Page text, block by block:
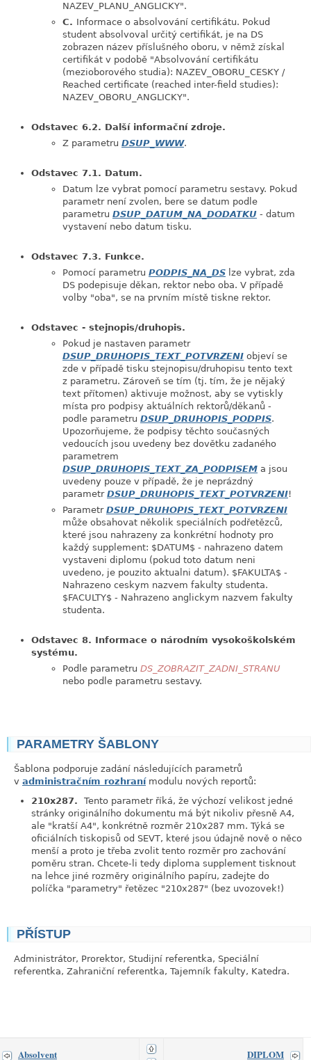
NAZEV_PLANU_ANGLICKY".
C. Informace o absolvování certifikátu. Pokud
student absolvoval určitý certifikát, je na DS
zobrazen název příslušného oboru, v němž získal
certifikát v podobě "Absolvování certifikátu
(mezioborového studia): NAZEV_OBORU_CESKY /
Reached certificate (reached inter-field studies):
NAZEV_OBORU_ANGLICKY".
Odstavec 6.2. Další informační zdroje.
Z parametru DSUP_WWW.
Odstavec 7.1. Datum.
Datum lze vybrat pomocí parametru sestavy. Pokud
parametr není zvolen, bere se datum podle
parametru DSUP_DATUM_NA_DODATKU - datum
vystavení nebo datum tisku.
Odstavec 7.3. Funkce.
Pomocí parametru PODPIS_NA_DS lze vybrat, zda
DS podepisuje děkan, rektor nebo oba. V případě
volby "oba", se na prvním místě tiskne rektor.
Odstavec - stejnopis/druhopis.
Pokud je nastaven parametr
DSUP_DRUHOPIS_TEXT_POTVRZENI objeví se
zde v případě tisku stejnopisu/druhopisu tento text
z parametru. Zároveň se tím (tj. tím, že je nějaký
text přítomen) aktivuje možnost, aby se vytiskly
místa pro podpisy aktuálních rektorů/děkanů -
podle parametru DSUP_DRUHOPIS_PODPIS.
Upozorňujeme, že podpisy těchto současných
vedoucích jsou uvedeny bez dovětku zadaného
parametrem
DSUP_DRUHOPIS_TEXT_ZA_PODPISEM a jsou
uvedeny pouze v případě, že je neprázdný
parametr DSUP_DRUHOPIS_TEXT_POTVRZENI!
Parametr DSUP_DRUHOPIS_TEXT_POTVRZENI
může obsahovat několik speciálních podřetězců,
které jsou nahrazeny za konkrétní hodnoty pro
každý supplement: $DATUM$ - nahrazeno datem
vystaveni diplomu (pokud toto datum neni
uvedeno, je pouzito aktualni datum). $FAKULTA$ -
Nahrazeno ceskym nazvem fakulty studenta.
$FACULTY$ - Nahrazeno anglickym nazvem fakulty
studenta.
Odstavec 8. Informace o národním vysokoškolském
systému.
Podle parametru DS_ZOBRAZIT_ZADNI_STRANU
nebo podle parametru sestavy.
PARAMETRY ŠABLONY
Šablona podporuje zadání následujících parametrů
v administračním rozhranímodulu nových reportů:
210x287.
Tento parametr říká, že výchozí velikost jedné
stránky originálního dokumentu má být nikoliv přesně A4,
ale "kratší A4", konkrétně rozměr 210x287 mm. Týká se
oficiálních tiskopisů od SEVT, které jsou údajně nově o něco
menší a proto je třeba zvolit tento rozměr pro zachování
poměru stran. Chcete-li tedy diploma supplement tisknout
na lehce jiné rozměry originálního papíru, zadejte do
políčka "parametry" řetězec "210x287" (bez uvozovek!)
PŘÍSTUP
Administrátor, Prorektor, Studijní referentka, Speciální
referentka, Zahraniční referentka, Tajemník fakulty, Katedra.
Absolvent DIPLOM